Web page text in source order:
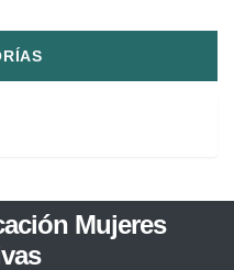
Mujeres